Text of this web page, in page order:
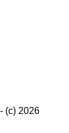
(c) 2026